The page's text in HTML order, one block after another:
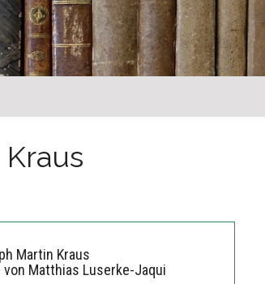
Martin Kraus
von Matthias Luserke-Jaqui